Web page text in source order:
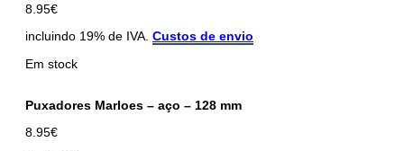
8.95€
incluindo 19% de IVA. Custos de envio
Em stock
Puxadores Marloes – aço – 128 mm
8.95€